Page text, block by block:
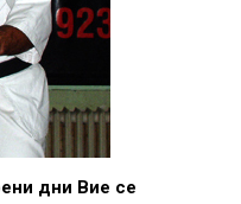
дни Вие се